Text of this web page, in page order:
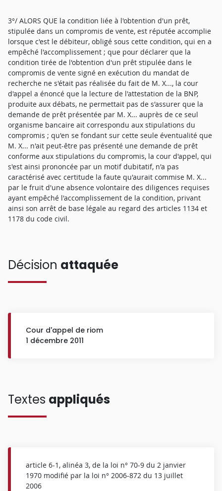
3°/ ALORS QUE la condition liée à l'obtention d'un prêt,
stipulée dans un compromis de vente, est réputée accomplie
lorsque c'est le débiteur, obligé sous cette condition, qui en a
empêché l'accomplissement ; que pour déclarer que la
condition tirée de l'obtention d'un prêt stipulée dans le
compromis de vente signé en exécution du mandat de
recherche ne s'était pas réalisée du fait de M. X..., la cour
d'appel a énoncé que la lecture de l'attestation de la BNP,
produite aux débats, ne permettait pas de s'assurer que la
demande de prêt présentée par M. X... auprès de ce seul
organisme bancaire ait correspondu aux stipulations du
compromis ; qu'en se fondant sur cette seule éventualité que
M. X... n'ait peut-être pas présenté une demande de prêt
conforme aux stipulations du compromis, la cour d'appel, qui
s'est ainsi prononcée par un motif dubitatif, n'a pas
caractérisé avec certitude la faute qu'aurait commise M. X...
par le fruit d'une absence volontaire des diligences requises
ayant empêché l'accomplissement de la condition, privant
ainsi son arrêt de base légale au regard des articles 1134 et
1178 du code civil.
Décision attaquée
Cour d'appel de riom
1 décembre 2011
Textes appliqués
article 6-1, alinéa 3, de la loi n° 70-9 du 2 janvier
1970 modifié par la loi n° 2006-872 du 13 juillet
2006